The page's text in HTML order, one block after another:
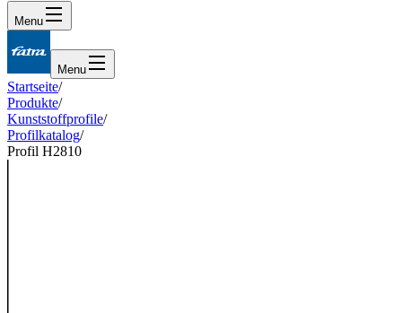
Menu
Menu
Startseite/
Produkte/
Kunststoffprofile/
Profilkatalog/
Profil H2810